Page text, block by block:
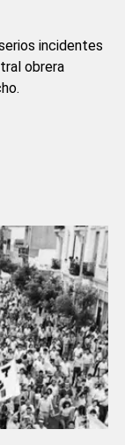
incidentes
obrera